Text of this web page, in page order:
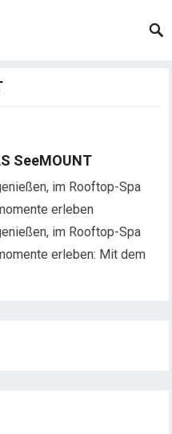
SeeMOUNT
im Rooftop-Spa
erleben
im Rooftop-Spa
erleben: Mit dem